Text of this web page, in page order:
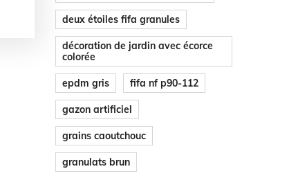
deux étoiles fifa granules
décoration de jardin avec écorce
colorée
epdm gris fifa nf p90-112
gazon artificiel
grains caoutchouc
granulats brun